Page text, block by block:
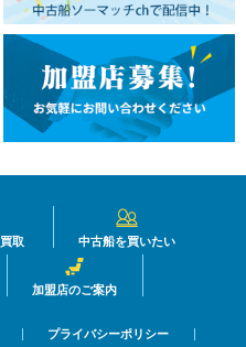
取 中古船を買いたい
加盟店のご案内
プライバシーポリシー